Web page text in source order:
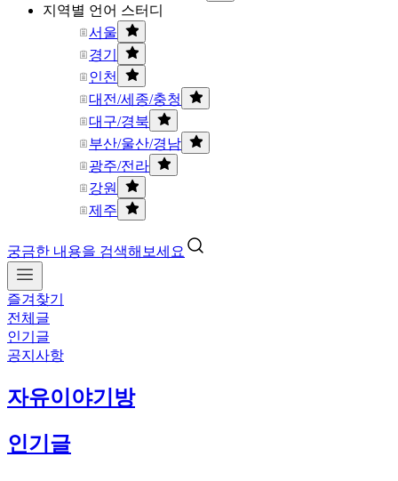
지역별 언어 스터디
서울
경기
인천
대전/세종/충청
대구/경북
부산/울산/경남
광주/전라
강원
제주
궁금한 내용을 검색해보세요
즐겨찾기
전체글
인기글
공지사항
자유이야기방
인기글